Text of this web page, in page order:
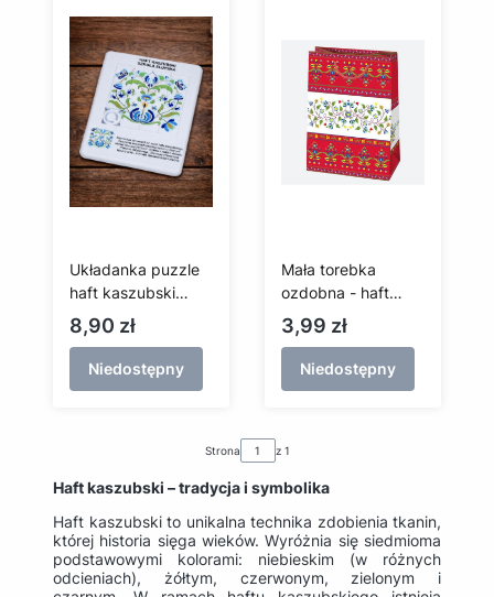
Układanka puzzle
haft kaszubski
(szkoła słupska)
Cena
8,90 zł
Niedostępny
Mała torebka
ozdobna - haft
słupski
Cena
3,99 zł
Niedostępny
Strona z 1
Haft kaszubski – tradycja i symbolika
Haft kaszubski to unikalna technika zdobienia tkanin,
której historia sięga wieków. Wyróżnia się siedmioma
podstawowymi kolorami: niebieskim (w różnych
odcieniach), żółtym, czerwonym, zielonym i